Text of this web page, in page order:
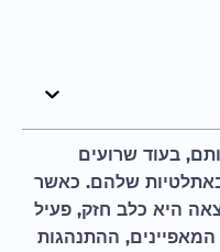
בעוד שרועים
שלהם. כאשר
היא כלב חזק, פעיל
המאפיינים, ההתנהגות